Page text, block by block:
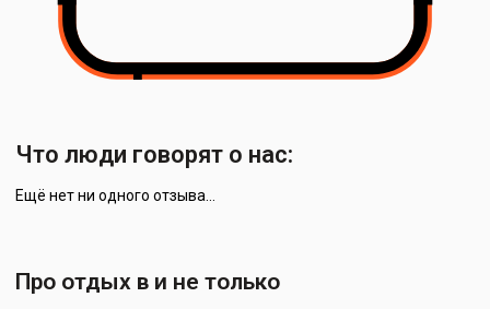
Что люди говорят о нас:
Ещё нет ни одного отзыва…
Про отдых в и не только